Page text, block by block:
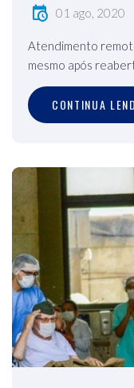
01 ago, 2020
Atendimento
mesmo após
CONTINUA